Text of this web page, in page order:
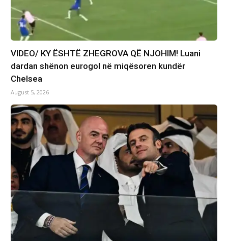
VIDEO/ KY ËSHTË ZHEGROVA QË NJOHIM! Luani
dardan shënon eurogol në miqësoren kundër
Chelsea
August 5, 2026